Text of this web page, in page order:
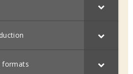
formats